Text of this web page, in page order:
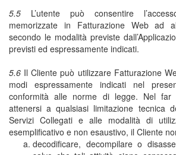
5.5 L’utente può consentire
memorizzate in Fatturazione Web ad
secondo le modalità previste
previsti ed espressamente indicati.
5.6 Il Cliente può utilizzare Fatturazione
modi espressamente indicati nel
conformità alle norme di legge. Nel
attenersi a qualsiasi limitazione tecnica
Servizi Collegati e alle modalità di
esemplificativo e non esaustivo, il Cliente
decodificare, decompilare o